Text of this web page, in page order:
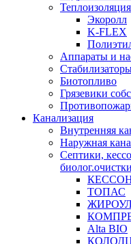
Теплоизоляция
Экоролл
K-FLEX
Аппараты и
Биотопливо
Грязевики
Канализация
Внутренняя
Наружная
Септики,
биолог.очистки
ТОПАС
Alta BIO